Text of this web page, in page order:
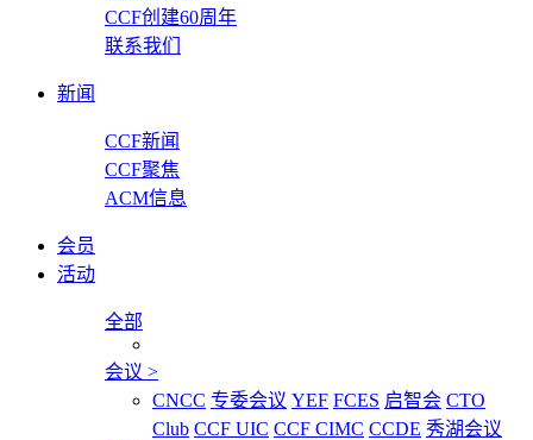
CCF创建60周年
联系我们
新闻
CCF新闻
CCF聚焦
ACM信息
会员
活动
全部
会议 >
CNCC 专委会议 YEF FCES 启智会 CTO
Club CCF UIC CCF CIMC CCDE 秀湖会议